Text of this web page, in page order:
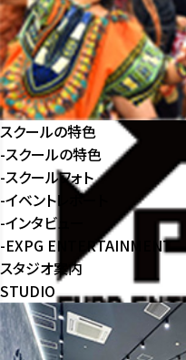
スクールの特色
-スクールの特色
-スクールフォト
-イベントレポート
-インタビュー
-EXPG ENTERTAINMENT
スタジオ案内
STUDIO